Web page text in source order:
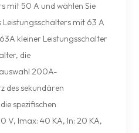
mit 50 A und wählen Sie
Leistungsschalters mit 63 A
kleiner Leistungsschalter
die
200A-
des sekundären
spezifischen
V, Imax: 40 KA, In: 20 KA,